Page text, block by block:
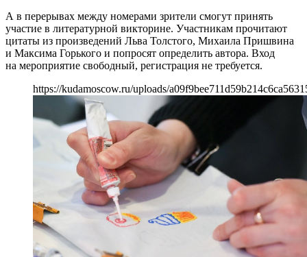
А в перерывах между номерами зрители смогут принять
участие в литературной викторине. Участникам прочитают
цитаты из произведений Льва Толстого, Михаила Пришвина
и Максима Горького и попросят определить автора. Вход
на мероприятие свободный, регистрация не требуется.
https://kudamoscow.ru/uploads/